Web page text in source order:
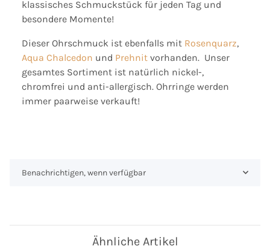
klassisches Schmuckstück für jeden Tag und
besondere Momente!
Dieser Ohrschmuck ist ebenfalls mit Rosenquarz,
Aqua Chalcedon und Prehnit vorhanden. Unser
gesamtes Sortiment ist natürlich nickel-,
chromfrei und anti-allergisch. Ohrringe werden
immer paarweise verkauft!
Benachrichtigen, wenn verfügbar
Ähnliche Artikel